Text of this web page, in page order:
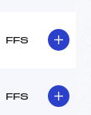
FFS
FFS